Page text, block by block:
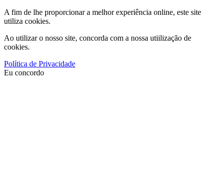
A fim de lhe proporcionar a melhor experiência online, este site
utiliza cookies.
Ao utilizar o nosso site, concorda com a nossa utiilização de
cookies.
Política de Privacidade
Eu concordo